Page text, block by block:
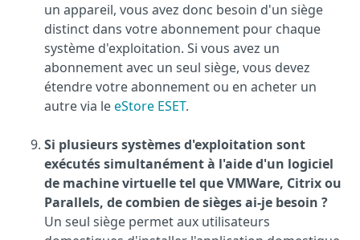
un appareil, vous avez donc besoin d'un siège
distinct dans votre abonnement pour chaque
système d'exploitation. Si vous avez un
abonnement avec un seul siège, vous devez
étendre votre abonnement ou en acheter un
autre via leeStore ESET.
Si plusieurs systèmes d'exploitation sont
exécutés simultanément à l'aide d'un logiciel
de machine virtuelle tel que VMWare, Citrix ou
Parallels, de combien de sièges ai-je besoin ?
Un seul siège permet aux utilisateurs